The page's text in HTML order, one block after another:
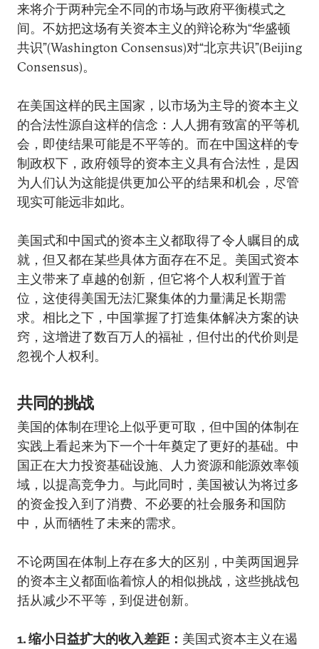
来将介于两种完全不同的市场与政府平衡模式之
间。不妨把这场有关资本主义的辩论称为“华盛顿
共识”(Washington Consensus)对“北京共识”(Beijing
Consensus)。
在美国这样的民主国家，以市场为主导的资本主义
的合法性源自这样的信念：人人拥有致富的平等机
会，即使结果可能是不平等的。而在中国这样的专
制政权下，政府领导的资本主义具有合法性，是因
为人们认为这能提供更加公平的结果和机会，尽管
现实可能远非如此。
美国式和中国式的资本主义都取得了令人瞩目的成
就，但又都在某些具体方面存在不足。美国式资本
主义带来了卓越的创新，但它将个人权利置于首
位，这使得美国无法汇聚集体的力量满足长期需
求。相比之下，中国掌握了打造集体解决方案的诀
窍，这增进了数百万人的福祉，但付出的代价则是
忽视个人权利。
共同的挑战
美国的体制在理论上似乎更可取，但中国的体制在
实践上看起来为下一个十年奠定了更好的基础。中
国正在大力投资基础设施、人力资源和能源效率领
域，以提高竞争力。与此同时，美国被认为将过多
的资金投入到了消费、不必要的社会服务和国防
中，从而牺牲了未来的需求。
不论两国在体制上存在多大的区别，中美两国迥异
的资本主义都面临着惊人的相似挑战，这些挑战包
括从减少不平等，到促进创新。
1. 缩小日益扩大的收入差距： 美国式资本主义在遏